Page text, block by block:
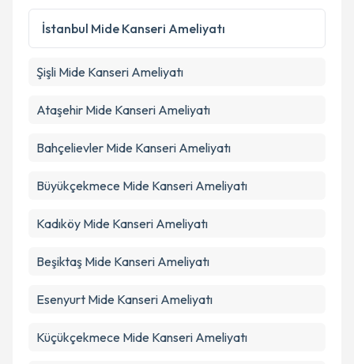
kapsamda işlenmesini kabul ediyorum.
İstanbul Mide Kanseri Ameliyatı
Şişli Mide Kanseri Ameliyatı
Ataşehir Mide Kanseri Ameliyatı
Bahçelievler Mide Kanseri Ameliyatı
Büyükçekmece Mide Kanseri Ameliyatı
Kadıköy Mide Kanseri Ameliyatı
Beşiktaş Mide Kanseri Ameliyatı
Esenyurt Mide Kanseri Ameliyatı
Küçükçekmece Mide Kanseri Ameliyatı